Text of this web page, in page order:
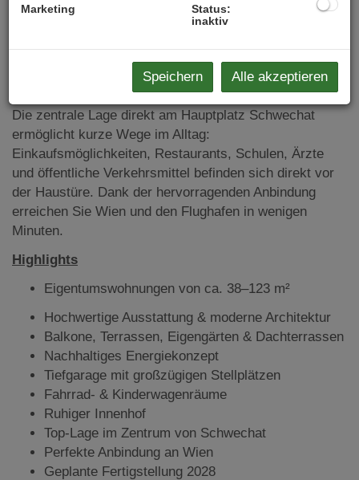
Energiekonzept mit Luftwärmepumpe, Fernwärme,
Photovoltaikanlage sowie Heizung und Kühlung mittels
Bauteilaktivierung sorgt für angenehmes Raumklima zu
jeder Jahreszeit und bietet gleichzeitig zukunftssichere
Die zentrale Lage direkt am Hauptplatz Schwechat
ermöglicht kurze Wege im Alltag:
Einkaufsmöglichkeiten, Restaurants, Schulen, Ärzte
und öffentliche Verkehrsmittel befinden sich direkt vor
der Haustüre. Dank der hervorragenden Anbindung
erreichen Sie Wien und den Flughafen in wenigen
Minuten.
Highlights
Eigentumswohnungen von ca. 38–123 m²
Hochwertige Ausstattung & moderne Architektur
Balkone, Terrassen, Eigengärten & Dachterrassen
Nachhaltiges Energiekonzept
Tiefgarage mit großzügigen Stellplätzen
Fahrrad- & Kinderwagenräume
Ruhiger Innenhof
Top-Lage im Zentrum von Schwechat
Perfekte Anbindung an Wien
Geplante Fertigstellung 2028
Marketing
Status:
inaktiv
Speichern Alle akzeptieren